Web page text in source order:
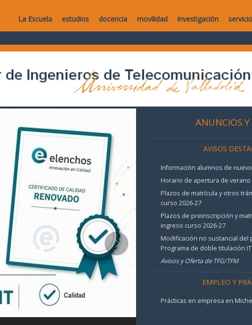
La Escuela estudios docencia movilidad investigación
ANUNCIOS Y
AVISOS
Información alumnos de
Horario de apertura de verano
Plazos de matrícula y otros
curso 2026-27
Plazos de preinscripción y
ingreso curso 2026-27
Modificación no sustancial del
Programa de doble titulación
Avisos y Oferta de TFG/TFM
EMPLEO Y
Prácticas en empresa en